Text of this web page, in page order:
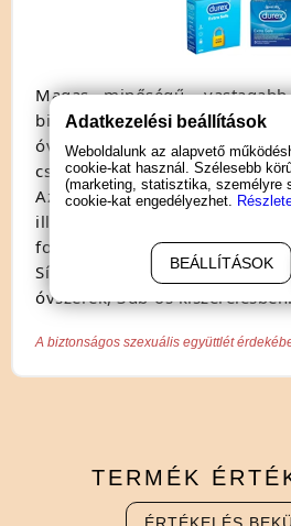
Magas minőségű,
biztonságérzetet nyújtó,
óvszerek, egyenesen a
csomagban!
Az új gyártási eljárásnak
illattal, tökéletes
formai kialakítással, így
Síkosítással és biztonságos
óvszerek, 3db-os
A biztonságos szexuális együttlét
TERMÉK
Adatkezelési beállítások
Weboldalunk az alapvető
cookie-kat használ. Szélesebb
(marketing, statisztika, személyre
cookie-kat engedélyezhet.
BEÁLLÍTÁSOK